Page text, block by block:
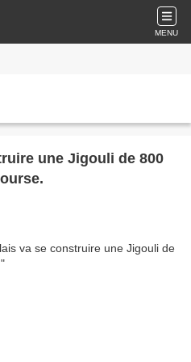
MENU
une Jigouli de 800